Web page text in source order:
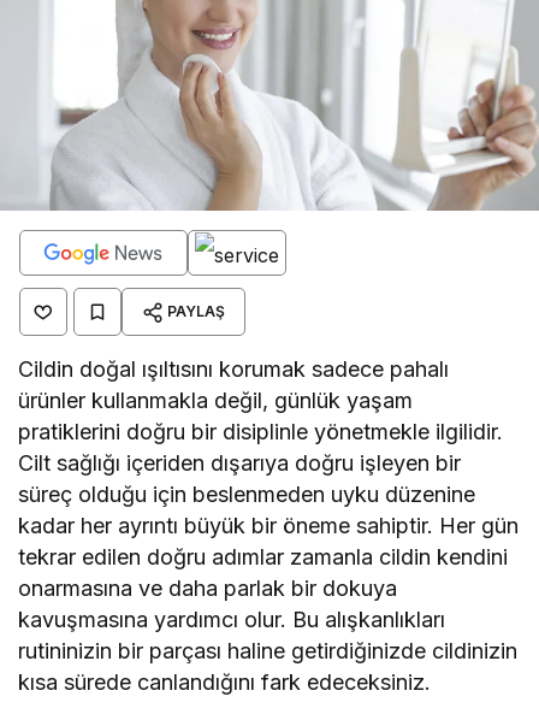
PAYLAŞ
Cildin doğal ışıltısını korumak sadece pahalı
ürünler kullanmakla değil, günlük yaşam
pratiklerini doğru bir disiplinle yönetmekle ilgilidir.
Cilt sağlığı içeriden dışarıya doğru işleyen bir
süreç olduğu için beslenmeden uyku düzenine
kadar her ayrıntı büyük bir öneme sahiptir. Her gün
tekrar edilen doğru adımlar zamanla cildin kendini
onarmasına ve daha parlak bir dokuya
kavuşmasına yardımcı olur. Bu alışkanlıkları
rutininizin bir parçası haline getirdiğinizde cildinizin
kısa sürede canlandığını fark edeceksiniz.